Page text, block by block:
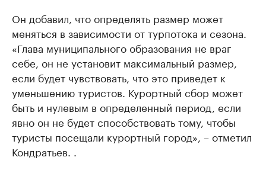
Он добавил, что определять размер может
меняться в зависимости от турпотока и сезона.
«Глава муниципального образования не враг
себе, он не установит максимальный размер,
если будет чувствовать, что это приведет к
уменьшению туристов. Курортный сбор может
быть и нулевым в определенный период, если
явно он не будет способствовать тому, чтобы
туристы посещали курортный город», – отметил
Кондратьев. .